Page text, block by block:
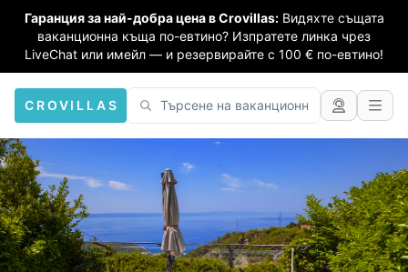
Гаранция за най-добра цена в Crovillas: Видяхте същата
ваканционна къща по-евтино? Изпратете линка чрез
LiveChat или имейл — и резервирайте с 100 € по-евтино!
CROVILLAS